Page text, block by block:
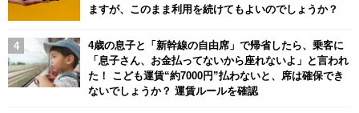
ますが、このまま利用を続けてもよいのでしょうか？
4歳の息子と「新幹線の自由席」で帰省したら、乗客に
「息子さん、お金払ってないから座れないよ」と言われ
た！ こども運賃“約7000円”払わないと、席は確保でき
ないでしょうか？ 運賃ルールを確認